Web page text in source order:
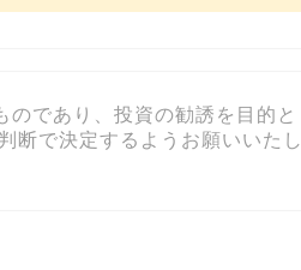
であり、投資の勧誘を目的と
断で決定するようお願いいたし